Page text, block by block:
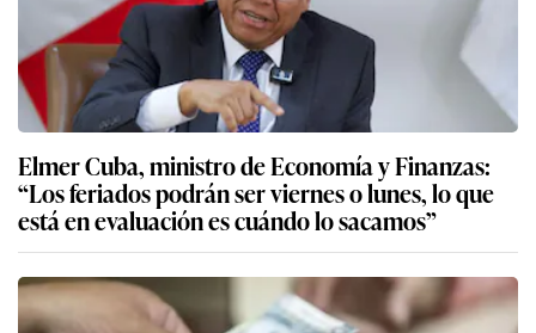
Elmer Cuba, ministro de Economía y Finanzas:
“Los feriados podrán ser viernes o lunes, lo que
está en evaluación es cuándo lo sacamos”